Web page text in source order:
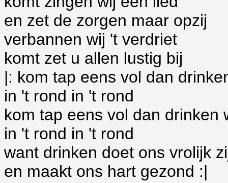
en zet de zorgen maar opzij
verbannen wij 't verdriet
komt zet u allen lustig bij
|: kom tap eens vol dan
in 't rond in 't rond
kom tap eens vol dan drinken
in 't rond in 't rond
want drinken doet ons vrolijk
en maakt ons hart gezond :|